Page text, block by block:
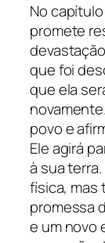
No
promete
que foi
que ela
povo e
Ele agirá
à sua
física, mas
promessa
e um novo